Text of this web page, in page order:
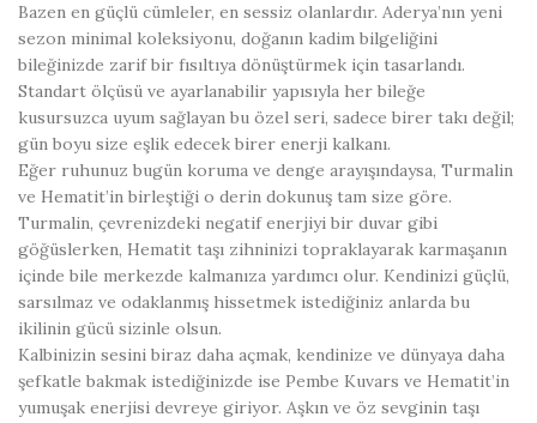
Bazen en güçlü cümleler, en sessiz olanlardır. Aderya’nın yeni
sezon minimal koleksiyonu, doğanın kadim bilgeliğini
bileğinizde zarif bir fısıltıya dönüştürmek için tasarlandı.
Standart ölçüsü ve ayarlanabilir yapısıyla her bileğe
kusursuzca uyum sağlayan bu özel seri, sadece birer takı değil;
gün boyu size eşlik edecek birer enerji kalkanı.
Eğer ruhunuz bugün koruma ve denge arayışındaysa, Turmalin
ve Hematit’in birleştiği o derin dokunuş tam size göre.
Turmalin, çevrenizdeki negatif enerjiyi bir duvar gibi
göğüslerken, Hematit taşı zihninizi topraklayarak karmaşanın
içinde bile merkezde kalmanıza yardımcı olur. Kendinizi güçlü,
sarsılmaz ve odaklanmış hissetmek istediğiniz anlarda bu
ikilinin gücü sizinle olsun.
Kalbinizin sesini biraz daha açmak, kendinize ve dünyaya daha
şefkatle bakmak istediğinizde ise Pembe Kuvars ve Hematit’in
yumuşak enerjisi devreye giriyor. Aşkın ve öz sevginin taşı